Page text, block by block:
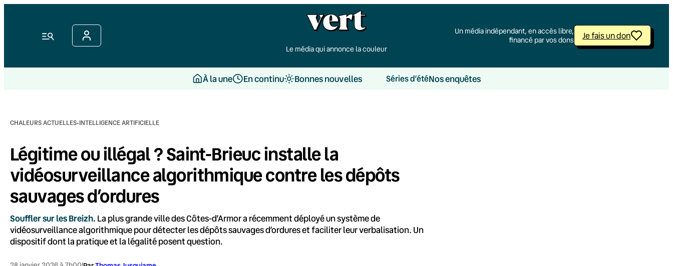
Menu
Le média qui annonce la couleur
Un média indépendant, en accès libre,
financé par vos dons
Je fais un don
À la une En continu Bonnes nouvelles Séries d’étéNos enquêtes
CHALEURS ACTUELLES·INTELLIGENCE ARTIFICIELLE
Légitime ou illégal ? Saint-Brieuc installe la
vidéosurveillance algorithmique contre les dépôts
sauvages d’ordures
Souffler sur les Breizh. La plus grande ville des Côtes-d’Armor a récemment déployé un système de
vidéosurveillance algorithmique pour détecter les dépôts sauvages d’ordures et faciliter leur verbalisation. Un
dispositif dont la pratique et la légalité posent question.